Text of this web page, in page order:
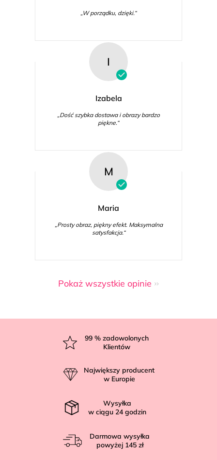
„W porządku, dzięki.“
I
Izabela
„Dość szybka dostawa i obrazy bardzo
piękne.“
M
Maria
„Prosty obraz, piękny efekt. Maksymalna
satysfakcja.“
Pokaż wszystkie opinie
99 % zadowolonych
Klientów
Największy producent
w Europie
Wysyłka
w ciągu 24 godzin
Darmowa wysyłka
powyżej 145 zł